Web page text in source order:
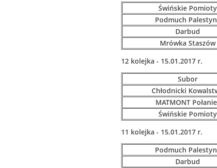
Świńskie Pomioty
Podmuch
Darbud
Mrówka Staszów
12 kolejka - 15.01.2017 r.
Subor
Chłodnicki
MATMONT
Świńskie Pomioty
11 kolejka - 15.01.2017 r.
Podmuch
Darbud